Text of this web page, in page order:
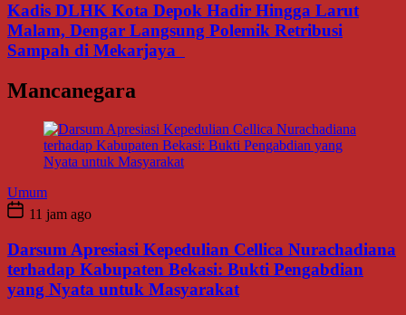
Kadis DLHK Kota Depok Hadir Hingga Larut
Malam, Dengar Langsung Polemik Retribusi
Sampah di Mekarjaya
Mancanegara
Umum
11 jam ago
Darsum Apresiasi Kepedulian Cellica Nurachadiana
terhadap Kabupaten Bekasi: Bukti Pengabdian
yang Nyata untuk Masyarakat